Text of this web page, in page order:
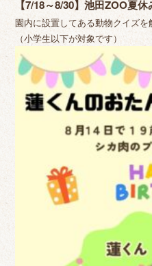
【7/18～8/30】池田ZOO夏
園内に設置してある動物クイズ
（小学生以下が対象です）